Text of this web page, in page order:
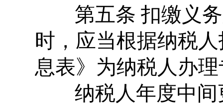
第五条 扣缴义
时，应当根据纳税
息表》为纳税人办
纳税人年度中间